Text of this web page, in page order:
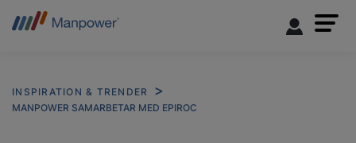
INSPIRATION & TRENDER
MANPOWER SAMARBETAR MED EPIROC